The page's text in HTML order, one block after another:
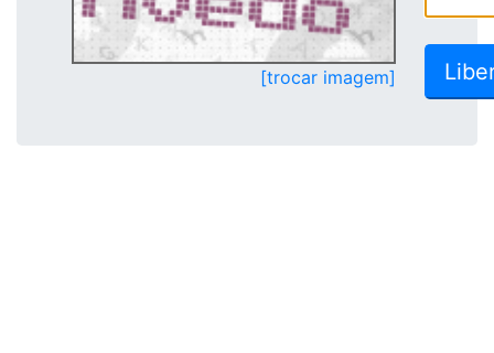
[trocar imagem]